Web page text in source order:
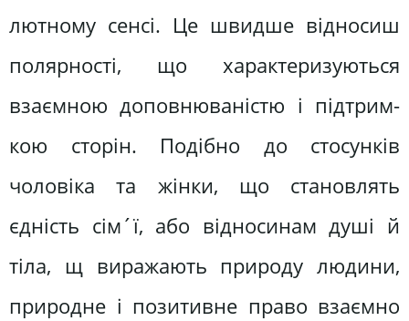
лютному сенсі. Це швидше відносиш
полярності, що характеризуються
взаємною доповнюваністю і підтрим­
кою сторін. Подібно до стосунків
чоловіка та жінки, що становлять
єдність сім´ї, або відносинам душі й
тіла, щ виражають природу людини,
природ­не і позитивне право взаємно